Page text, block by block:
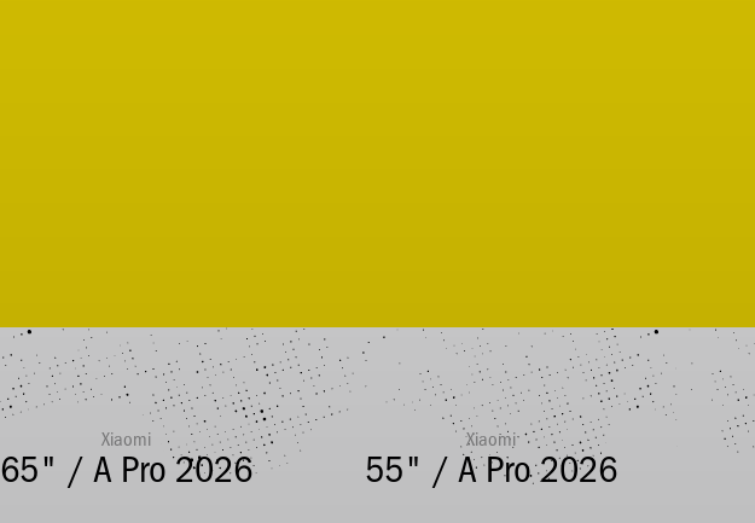
Xiaomi
65" / A Pro 2026
Xiaomi
55" / A Pro 2026